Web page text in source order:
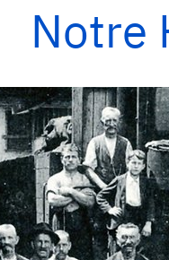
Notre